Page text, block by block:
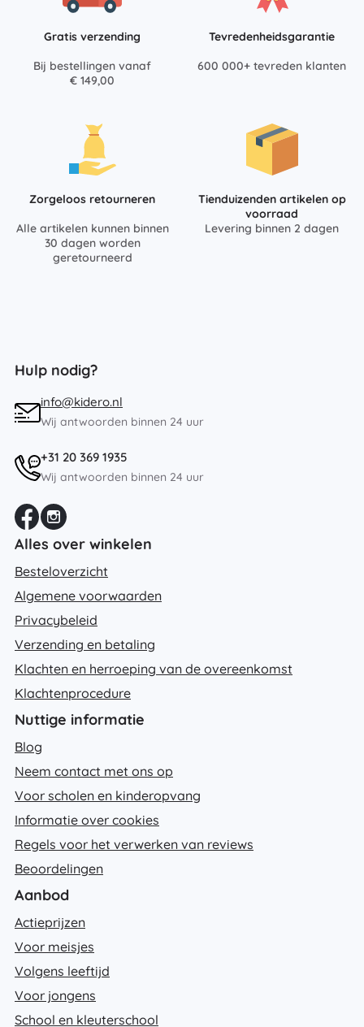
Gratis verzending
Bij bestellingen vanaf
€ 149,00
Tevredenheidsgarantie
600 000+ tevreden klanten
Zorgeloos retourneren
Alle artikelen kunnen binnen
30 dagen worden
geretourneerd
Tienduizenden artikelen op
voorraad
Levering binnen 2 dagen
Hulp nodig?
info@kidero.nl
Wij antwoorden binnen 24 uur
+31 20 369 1935
Wij antwoorden binnen 24 uur
Alles over winkelen
Besteloverzicht
Algemene voorwaarden
Privacybeleid
Verzending en betaling
Klachten en herroeping van de overeenkomst
Klachtenprocedure
Nuttige informatie
Blog
Neem contact met ons op
Voor scholen en kinderopvang
Informatie over cookies
Regels voor het verwerken van reviews
Beoordelingen
Aanbod
Actieprijzen
Voor meisjes
Volgens leeftijd
Voor jongens
School en kleuterschool